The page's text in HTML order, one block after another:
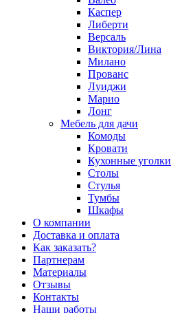
Каспер
Либерти
Версаль
Виктория/Лина
Милано
Прованс
Луиджи
Марио
Лонг
Мебель для дачи
Комоды
Кровати
Кухонные уголки
Столы
Стулья
Тумбы
Шкафы
О компании
Доставка и оплата
Как заказать?
Партнерам
Материалы
Отзывы
Контакты
Наши работы